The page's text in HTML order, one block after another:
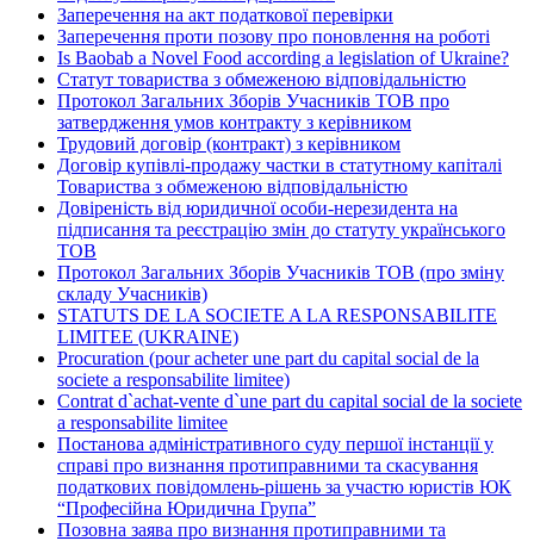
Заперечення на акт податкової перевірки
Заперечення проти позову про поновлення на роботі
Is Baobab a Novel Food according a legislation of Ukraine?
Статут товариства з обмеженою відповідальністю
Протокол Загальних Зборів Учасників ТОВ про
затвердження умов контракту з керівником
Трудовий договір (контракт) з керівником
Договір купівлі-продажу частки в статутному капіталі
Товариства з обмеженою відповідальністю
Довіреність від юридичної особи-нерезидента на
підписання та реєстрацію змін до статуту українського
ТОВ
Протокол Загальних Зборів Учасників ТОВ (про зміну
складу Учасників)
STATUTS DE LA SOCIETE A LA RESPONSABILITE
LIMITEE (UKRAINE)
Procuration (pour acheter une part du capital social de la
societe a responsabilite limitee)
Contrat d`achat-vente d`une part du capital social de la societe
a responsabilite limitee
Постанова адміністративного суду першої інстанції у
справі про визнання протиправними та скасування
податкових повідомлень-рішень за участю юристів ЮК
“Професійна Юридична Група”
Позовна заява про визнання протиправними та